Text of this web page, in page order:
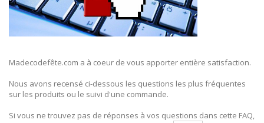
Madecodefête.com a à coeur de vous apporter entière satisfaction.
Nous avons recensé ci-dessous les questions les plus fréquentes
sur les produits ou le suivi d'une commande.
Si vous ne trouvez pas de réponses à vos questions dans cette FAQ,